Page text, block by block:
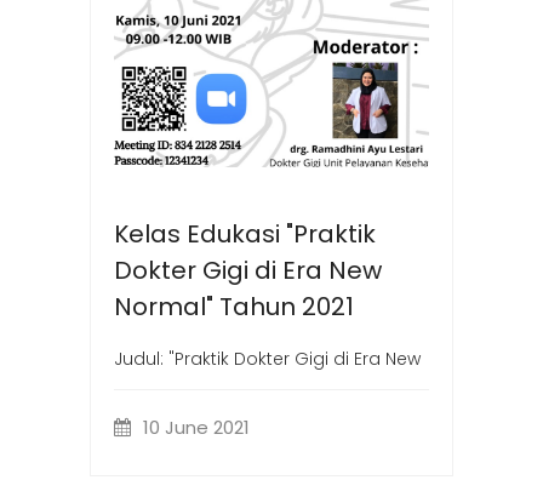
Kelas Edukasi "Praktik
Dokter Gigi di Era New
Normal" Tahun 2021
Judul: "Praktik Dokter Gigi di Era New
10 June 2021